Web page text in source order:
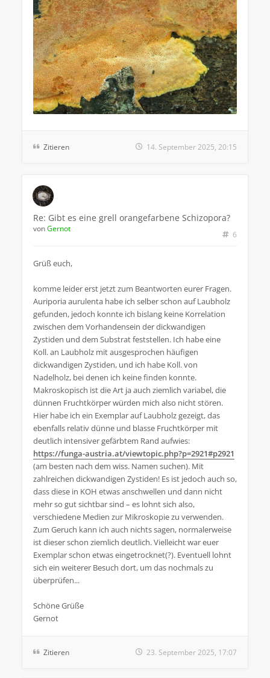
Zitieren 14. September 2025, 20:15
Re: Gibt es eine grell orangefarbene Schizopora?
6
vonGernot
Grüß euch,
komme leider erst jetzt zum Beantworten eurer Fragen.
Auriporia aurulenta habe ich selber schon auf Laubholz
gefunden, jedoch konnte ich bislang keine Korrelation
zwischen dem Vorhandensein der dickwandigen
Zystiden und dem Substrat feststellen. Ich habe eine
Koll. an Laubholz mit ausgesprochen häufigen
dickwandigen Zystiden, und ich habe Koll. von
Nadelholz, bei denen ich keine finden konnte.
Makroskopisch ist die Art ja auch ziemlich variabel, die
dünnen Fruchtkörper würden mich also nicht stören.
Hier habe ich ein Exemplar auf Laubholz gezeigt, das
ebenfalls relativ dünne und blasse Fruchtkörper mit
deutlich intensiver gefärbtem Rand aufwies:
https://funga-austria.at/viewtopic.php?p=2921#p2921
(am besten nach dem wiss. Namen suchen). Mit
zahlreichen dickwandigen Zystiden! Es ist jedoch auch so,
dass diese in KOH etwas anschwellen und dann nicht
mehr so gut sichtbar sind – es lohnt sich also,
verschiedene Medien zur Mikroskopie zu verwenden.
Zum Geruch kann ich auch nichts sagen, normalerweise
ist dieser schon ziemlich deutlich. Vielleicht war euer
Exemplar schon etwas eingetrocknet(?). Eventuell lohnt
sich ein weiterer Besuch dort, um das nochmals zu
überprüfen...
Schöne Grüße
Gernot
Zitieren 23. September 2025, 17:07